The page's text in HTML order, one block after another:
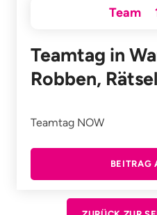
Team
Teamtag in
Robben,
Teamtag NOW
BEITRAG